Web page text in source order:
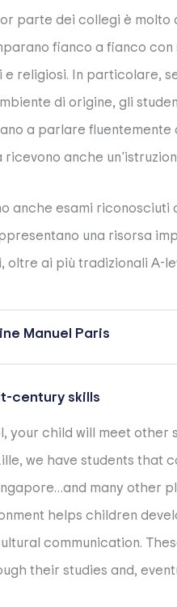
parte dei collegi è
fianco a fianco
religiosi. In particolare,
di origine, gli
a parlare fluentemente
anche
anche esami
una risorsa
oltre ai più tradizionali A-
Manuel Paris
century skills
your child will meet other
we have students that
many other
helps children
communication.
their studies and,